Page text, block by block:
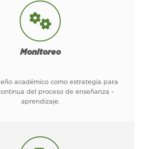
Monitoreo
académico como estrategia para
del proceso de enseñanza -
aprendizaje.